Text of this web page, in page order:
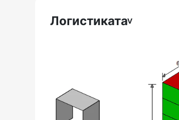
Логистиката